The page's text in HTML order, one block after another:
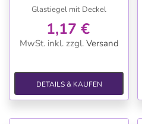
Glastiegel mit Deckel
1,17 €
MwSt. inkl. zzgl. Versand
DETAILS & KAUFEN